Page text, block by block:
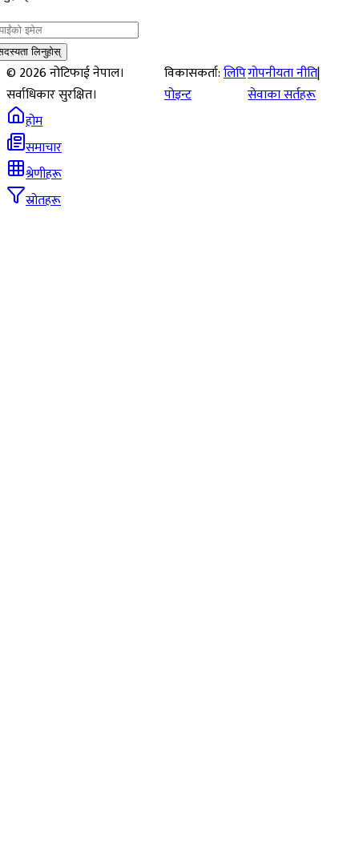
लिनुहोस्
©2026नोटिफाई नेपाल।
सर्वाधिकार सुरक्षित।
विकासकर्ता:लिपि
पोइन्ट
गोपनीयता नीति|
सेवाका सर्तहरू
होम
समाचार
श्रेणीहरू
स्रोतहरू